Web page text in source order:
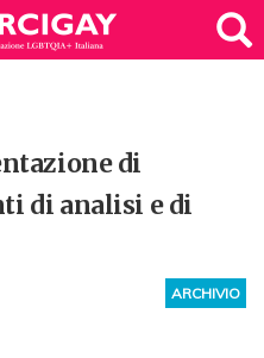
di
di analisi e di
ARCHIVIO